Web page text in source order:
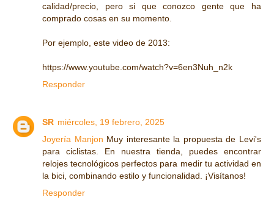
calidad/precio, pero si que conozco gente que ha
comprado cosas en su momento.
Por ejemplo, este video de 2013:
https://www.youtube.com/watch?v=6en3Nuh_n2k
Responder
SR miércoles, 19 febrero, 2025
Joyería Manjon Muy interesante la propuesta de Levi's
para ciclistas. En nuestra tienda, puedes encontrar
relojes tecnológicos perfectos para medir tu actividad en
la bici, combinando estilo y funcionalidad. ¡Visítanos!
Responder